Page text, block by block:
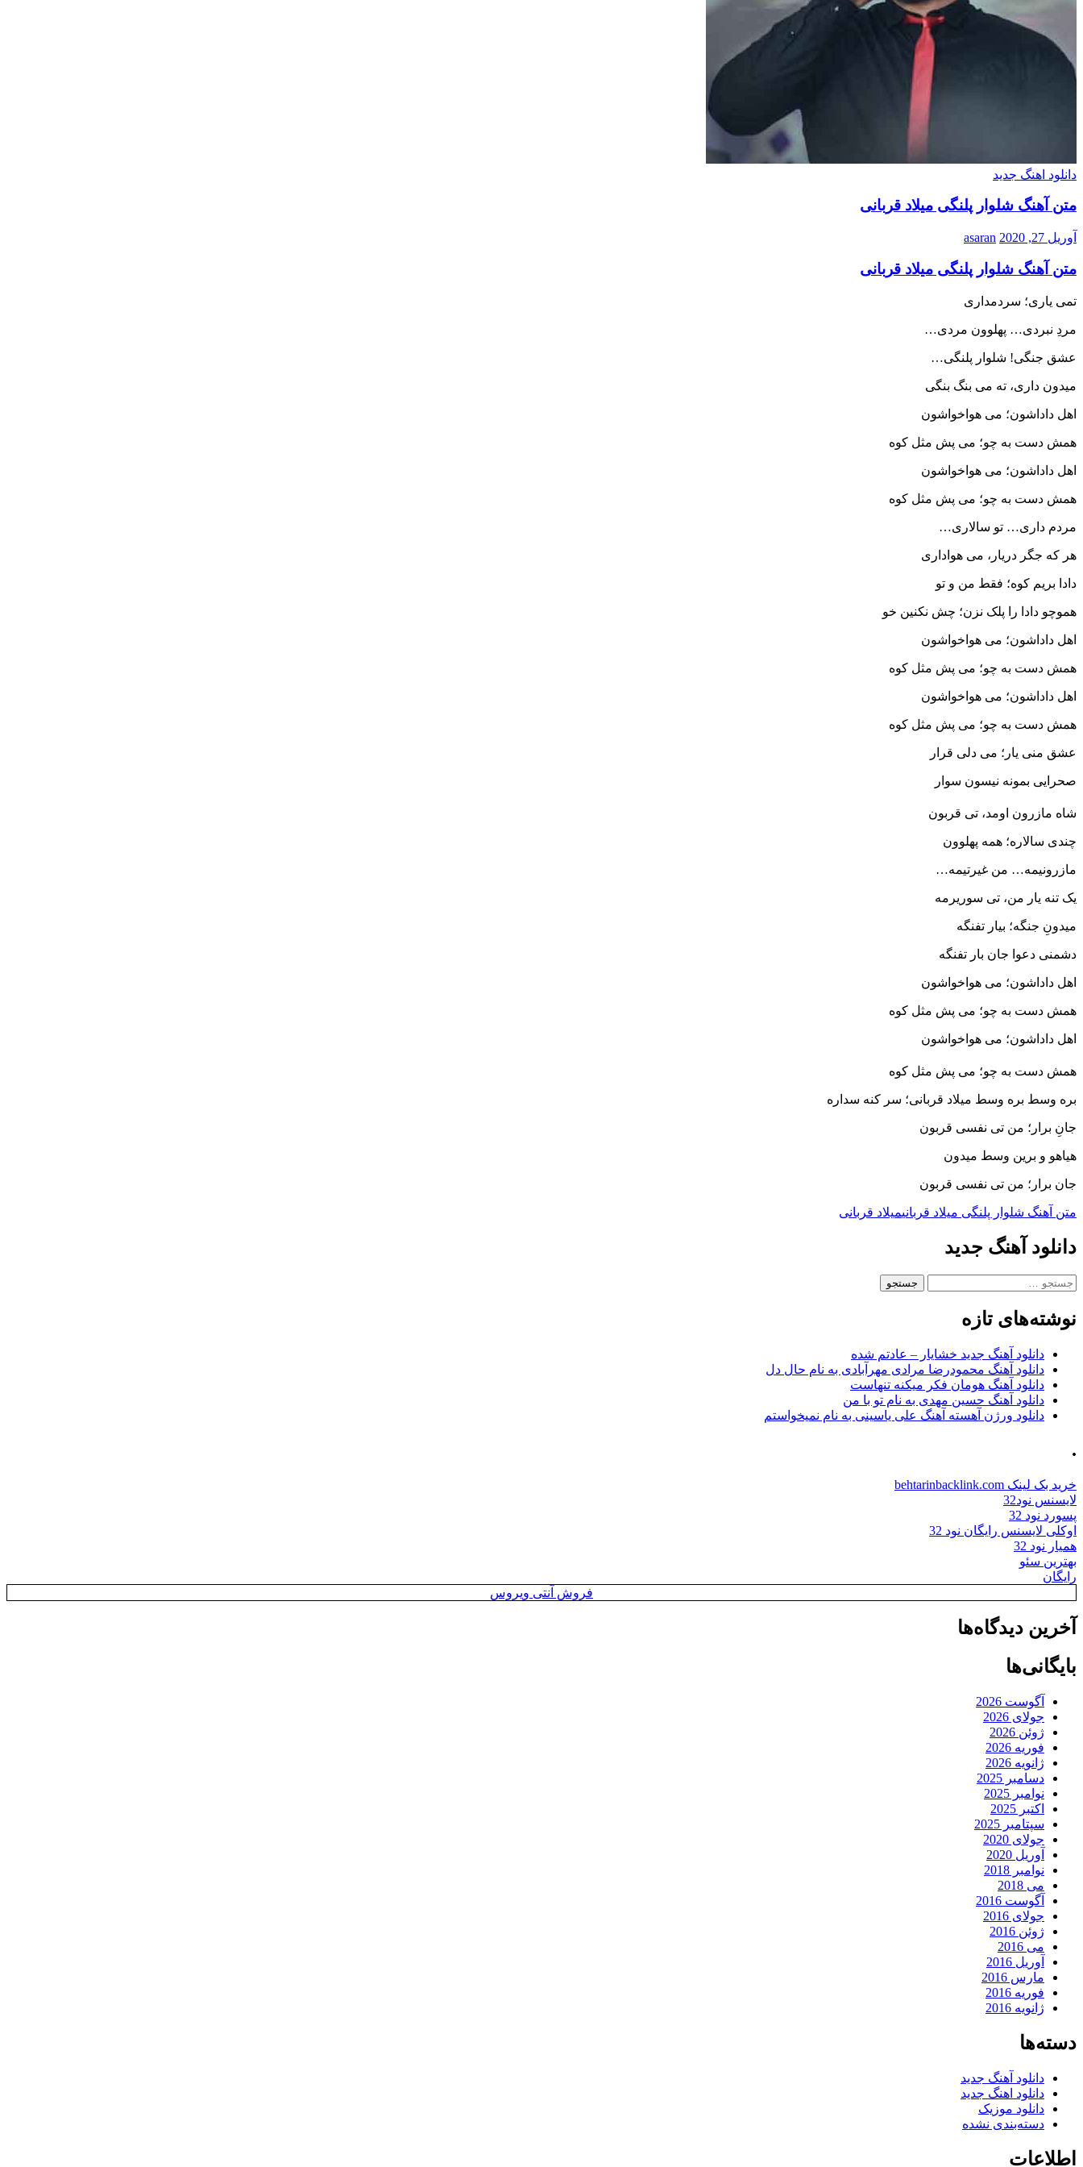
دانلود اهنگ جدید
متن آهنگ شلوار پلنگی میلاد قربانی
آوریل 27, 2020 asaran
متن آهنگ شلوار پلنگی میلاد قربانی
تمی یاری؛ سردمداری
مردِ نبردی… پهلوون مردی…
عشق جنگی! شلوار پلنگی…
میدون داری، ته می بنگ بنگی
اهل داداشون؛ می هواخواشون
همش دست به چو؛ می پش مثل کوه
اهل داداشون؛ می هواخواشون
همش دست به چو؛ می پش مثل کوه
مردم داری… تو سالاری…
هر که جگر دریار، می هواداری
دادا بریم کوه؛ فقط من و تو
هموچو دادا را پلک نزن؛ چش نکنین خو
اهل داداشون؛ می هواخواشون
همش دست به چو؛ می پش مثل کوه
اهل داداشون؛ می هواخواشون
همش دست به چو؛ می پش مثل کوه
عشق منی یار؛ می دلی قرار
صحرایی بمونه نیسون سوار
شاه مازرون اومد، تی قربون
چندی سالاره؛ همه پهلوون
مازرونیمه… من غیرتیمه…
یک تنه یار من، تی سوریرمه
میدونِ جنگه؛ بیار تفنگه
دشمنی دعوا جان بار تفنگه
اهل داداشون؛ می هواخواشون
همش دست به چو؛ می پش مثل کوه
اهل داداشون؛ می هواخواشون
همش دست به چو؛ می پش مثل کوه
بره وسط بره وسط میلاد قربانی؛ سر کنه سداره
جانِ برار؛ من تی نفسی قربون
هیاهو و برین وسط میدون
جان برار؛ من تی نفسی قربون
متن آهنگ شلوار پلنگی میلاد قربانیمیلاد قربانی
دانلود آهنگ جدید
جستجو
نوشته‌های تازه
دانلود آهنگ جدید خشایار – عادتم شده
دانلود آهنگ محمودرضا مرادی مهرآبادی به نام حال دل
دانلود آهنگ هومان فکر میکنه تنهاست
دانلود آهنگ حسین مهدی به نام تو با من
دانلود ورژن آهسته آهنگ علی یاسینی به نام نمیخواستم
.
خرید بک لینک behtarinbacklink.com
لایسنس نود32
پسورد نود 32
اوکلی لایسنس رایگان نود 32
همیار نود 32
بهترین سئو
رایگان
فروش آنتی ویروس
آخرین دیدگاه‌ها
بایگانی‌ها
آگوست 2026
جولای 2026
ژوئن 2026
فوریه 2026
ژانویه 2026
دسامبر 2025
نوامبر 2025
اکتبر 2025
سپتامبر 2025
جولای 2020
آوریل 2020
نوامبر 2018
می 2018
آگوست 2016
جولای 2016
ژوئن 2016
می 2016
آوریل 2016
مارس 2016
فوریه 2016
ژانویه 2016
دسته‌ها
دانلود آهنگ جدید
دانلود اهنگ جدید
دانلود موزیک
دسته‌بندی نشده
اطلاعات